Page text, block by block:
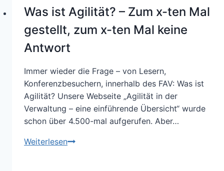
Öffentlichen
Verwaltung:
Wie
muss
angepasst
werden?
Was ist Agilität? – Zum x-ten Mal
gestellt, zum x-ten Mal keine
Antwort
Immer wieder die Frage – von Lesern,
Konferenzbesuchern, innerhalb des FAV: Was ist
Agilität? Unsere Webseite „Agilität in der
Verwaltung – eine einführende Übersicht“ wurde
schon über 4.500-mal aufgerufen. Aber…
WeiterlesenWas